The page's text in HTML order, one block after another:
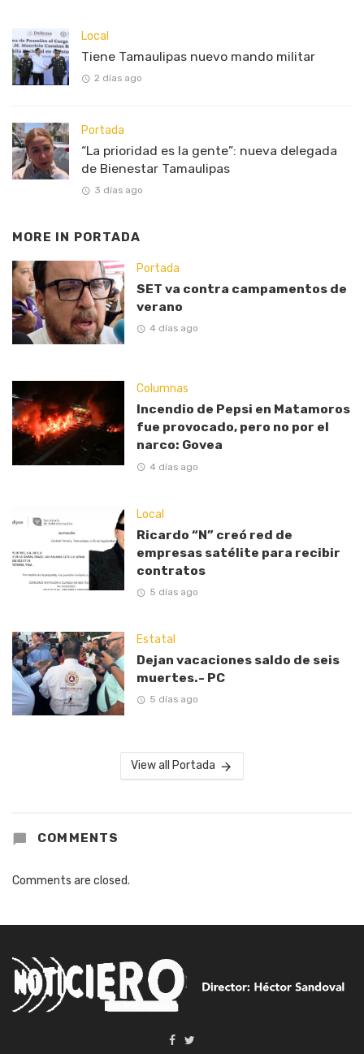
Local
Tiene Tamaulipas nuevo mando militar
2 días ago
Portada
“La prioridad es la gente”: nueva delegada
de Bienestar Tamaulipas
3 días ago
MORE IN PORTADA
Portada
SET va contra campamentos de
verano
4 días ago
Columnas
Incendio de Pepsi en Matamoros
fue provocado, pero no por el
narco: Govea
4 días ago
Local
Ricardo “N” creó red de
empresas satélite para recibir
contratos
5 días ago
Estatal
Dejan vacaciones saldo de seis
muertes.- PC
5 días ago
View all Portada
COMMENTS
Comments are closed.